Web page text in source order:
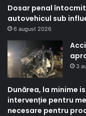
Dosar penal
autovehicul sub
6 august 2026
3
Dunărea, la minime
intervenție pentru
necesare pentru